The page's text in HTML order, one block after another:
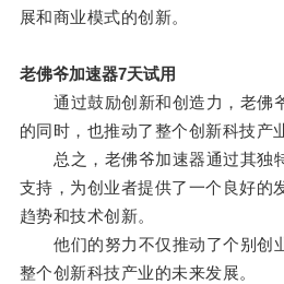
展和商业模式的创新。
老佛爷加速器7天试用
通过鼓励创新和创造力，老佛
的同时，也推动了整个创新科技产
总之，老佛爷加速器通过其独
支持，为创业者提供了一个良好的
趋势和技术创新。
他们的努力不仅推动了个别创
整个创新科技产业的未来发展。